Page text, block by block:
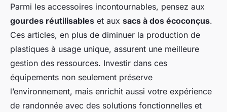
Parmi les accessoires incontournables, pensez aux
gourdes réutilisables et aux sacs à dos écoconçus.
Ces articles, en plus de diminuer la production de
plastiques à usage unique, assurent une meilleure
gestion des ressources. Investir dans ces
équipements non seulement préserve
l’environnement, mais enrichit aussi votre expérience
de randonnée avec des solutions fonctionnelles et